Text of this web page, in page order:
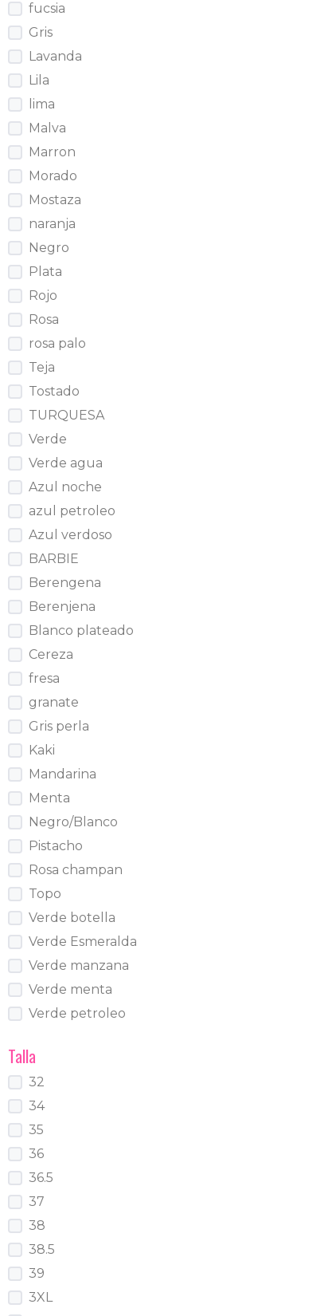
fucsia
Gris
Lavanda
Lila
lima
Malva
Marron
Morado
Mostaza
naranja
Negro
Plata
Rojo
Rosa
rosa palo
Teja
Tostado
TURQUESA
Verde
Verde agua
Azul noche
azul petroleo
Azul verdoso
BARBIE
Berengena
Berenjena
Blanco plateado
Cereza
fresa
granate
Gris perla
Kaki
Mandarina
Menta
Negro/Blanco
Pistacho
Rosa champan
Topo
Verde botella
Verde Esmeralda
Verde manzana
Verde menta
Verde petroleo
Talla
32
34
35
36
36.5
37
38
38.5
39
3XL